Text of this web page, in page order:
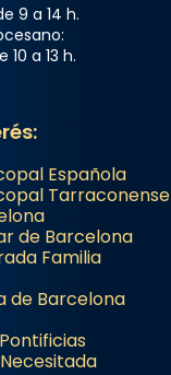
9 a 14 h.
a 13 h.
Española
Tarraconense
de Barcelona
Familia
de Barcelona